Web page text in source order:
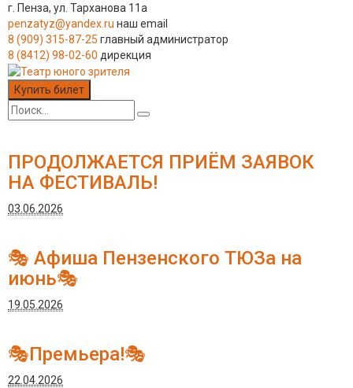
г. Пенза, ул. Тарханова 11а
penzatyz@yandex.ru наш email
8 (909) 315-87-25 главный администратор
8 (8412) 98-02-60 дирекция
Купить билет
ПРОДОЛЖАЕТСЯ ПРИЁМ ЗАЯВОК
НА ФЕСТИВАЛЬ!
03.06.2026
🎭 Афиша Пензенского ТЮЗа на
июнь🎭
19.05.2026
🎭Премьера!🎭
22.04.2026